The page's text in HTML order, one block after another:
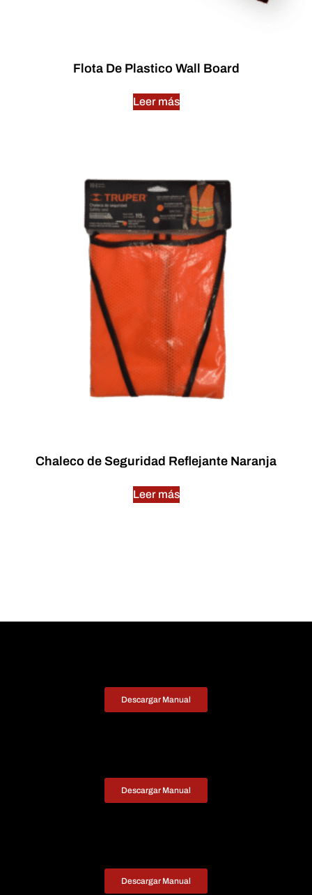
Flota De Plastico Wall Board
Leer más
Chaleco de Seguridad Reflejante Naranja
Leer más
Descargar Manual
Descargar Manual
Descargar Manual